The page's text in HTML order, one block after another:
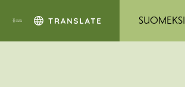
SUOMEKSI